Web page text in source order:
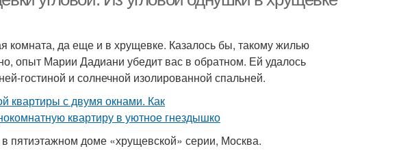
комната, да еще и в хрущевке. Казалось бы, такому жилью
опыт Марии Дадиани убедит вас в обратном. Ей удалось
гостиной и солнечной изолированной спальней.
пятиэтажном доме «хрущевской» серии, Москва.